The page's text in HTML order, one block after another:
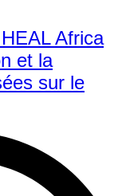
Africa
et la
sur le